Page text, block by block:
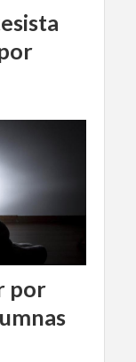
por